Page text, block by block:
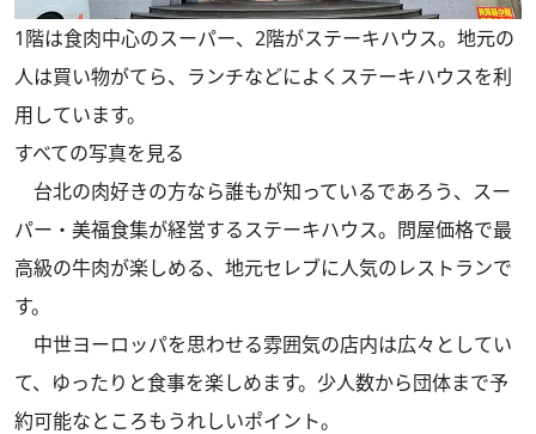
1階は食肉中心のスーパー、2階がステーキハウス。地元の
人は買い物がてら、ランチなどによくステーキハウスを利
用しています。
すべての写真を見る
台北の肉好きの方なら誰もが知っているであろう、スー
パー・美福食集が経営するステーキハウス。問屋価格で最
高級の牛肉が楽しめる、地元セレブに人気のレストランで
す。
中世ヨーロッパを思わせる雰囲気の店内は広々としてい
て、ゆったりと食事を楽しめます。少人数から団体まで予
約可能なところもうれしいポイント。